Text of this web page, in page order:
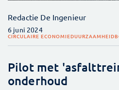
Redactie De Ingenieur
6 juni 2024
CIRCULAIRE ECONOMIEDUURZAAMHEID
Pilot met
onderhoud